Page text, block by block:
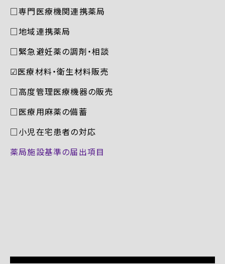
□専門医療機関連携薬局
□地域連携薬局
□緊急避妊薬の調剤・相談
☑︎医療材料・衛生材料販売
□高度管理医療機器の販売
□医療用麻薬の備蓄
□小児在宅患者の対応
薬局施設基準の届出項目